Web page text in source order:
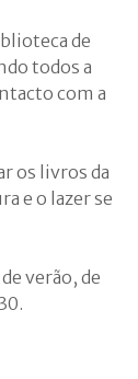
de
todos a
com a
os livros da
e o lazer se
verão, de